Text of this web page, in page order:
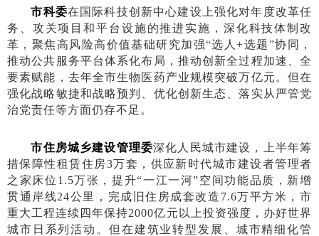
市科委在国际科技创新中心建设上强化对年度改革任
务、攻关项目和平台设施的推进实施，深化科技体制改
革，聚焦高风险高价值基础研究加强“选人+选题”协同，
推动公共服务平台体系化布局，推动创新全过程加速、全
要素赋能，去年全市生物医药产业规模突破万亿元。但在
强化战略敏捷和战略预判、优化创新生态、落实从严管党
治党责任等方面仍存不足。
市住房城乡建设管理委深化人民城市建设，上半年筹
措保障性租赁住房3万套，供应新时代城市建设者管理者
之家床位1.5万张，提升“一江一河”空间功能品质，新增
贯通岸线24公里，完成旧住房成套改造7.6万平方米，市
重大工程连续四年保持2000亿元以上投资强度，办好世界
城市日系列活动。但在建筑业转型发展、城市精细化管